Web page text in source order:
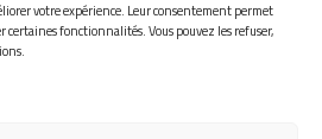
votre expérience. Leur consentement permet
fonctionnalités. Vous pouvez les refuser,
D’OUVERTURE
de 8h30 à 12h30 et de 13h30 à